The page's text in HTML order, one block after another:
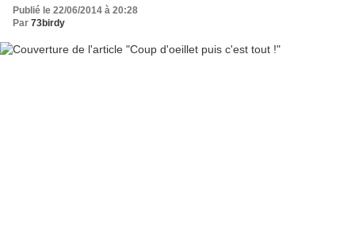
Publié le 22/06/2014 à 20:28
Par 73birdy